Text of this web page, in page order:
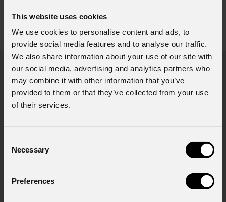
This website uses cookies
We use cookies to personalise content and ads, to
provide social media features and to analyse our traffic.
We also share information about your use of our site with
our social media, advertising and analytics partners who
may combine it with other information that you’ve
provided to them or that they’ve collected from your use
of their services.
Selection
Necessary
Preferences
Richiesta Informazioni
Nome*